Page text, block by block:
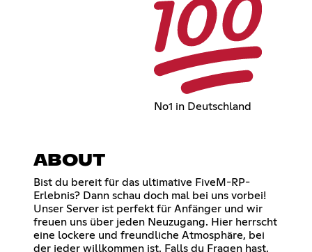
No1 in Deutschland
ABOUT
Bist du bereit für das ultimative FiveM-RP-
Erlebnis? Dann schau doch mal bei uns vorbei!
Unser Server ist perfekt für Anfänger und wir
freuen uns über jeden Neuzugang. Hier herrscht
eine lockere und freundliche Atmosphäre, bei
der jeder willkommen ist. Falls du Fragen hast,